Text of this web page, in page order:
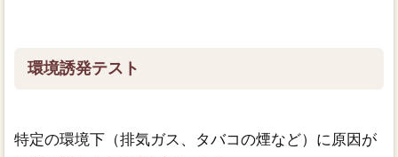
環境誘発テスト
特定の環境下（排気ガス、タバコの煙など）に原因が